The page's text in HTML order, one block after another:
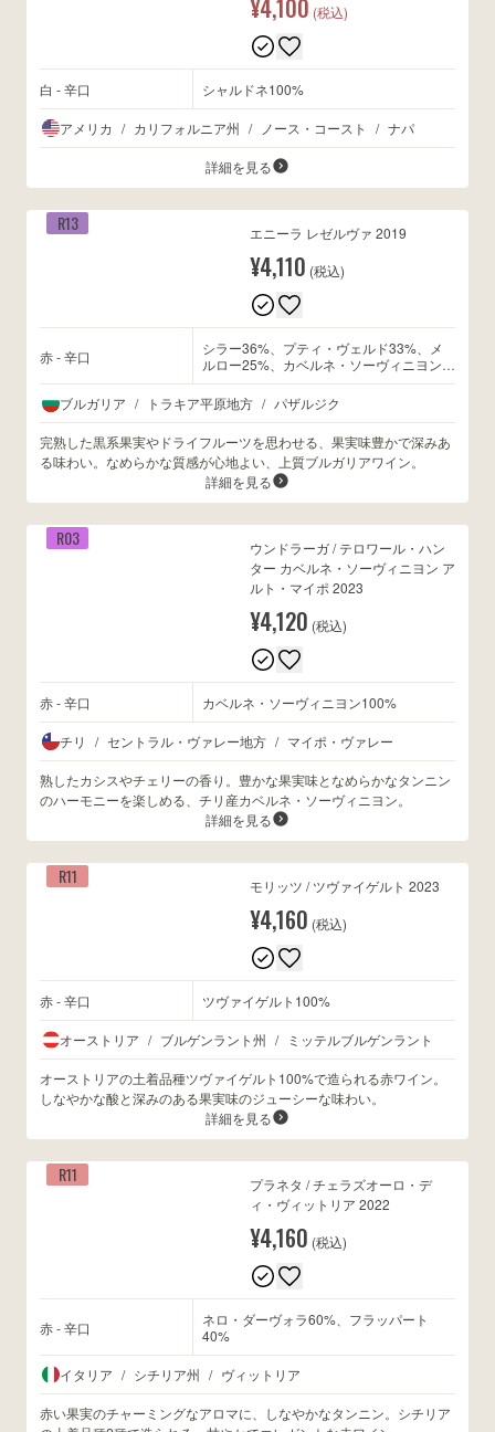
¥4,100 (税込)
白 - 辛口 シャルドネ100%
アメリカ / カリフォルニア州 / ノース・コースト / ナパ
詳細を見る
R13 エニーラ レゼルヴァ 2019
¥4,110 (税込)
赤 - 辛口
シラー36%、プティ・ヴェルド33%、メ
ルロー25%、カベルネ・ソーヴィニヨン
6%
ブルガリア / トラキア平原地方 / パザルジク
完熟した黒系果実やドライフルーツを思わせる、果実味豊かで深みあ
る味わい。なめらかな質感が心地よい、上質ブルガリアワイン。
詳細を見る
R03
ウンドラーガ / テロワール・ハン
ター カベルネ・ソーヴィニヨン ア
ルト・マイポ 2023
¥4,120 (税込)
赤 - 辛口 カベルネ・ソーヴィニヨン100%
チリ / セントラル・ヴァレー地方 / マイポ・ヴァレー
熟したカシスやチェリーの香り。豊かな果実味となめらかなタンニン
のハーモニーを楽しめる、チリ産カベルネ・ソーヴィニヨン。
詳細を見る
R11 モリッツ / ツヴァイゲルト 2023
¥4,160 (税込)
赤 - 辛口 ツヴァイゲルト100%
オーストリア / ブルゲンラント州 / ミッテルブルゲンラント
オーストリアの土着品種ツヴァイゲルト100%で造られる赤ワイン。
しなやかな酸と深みのある果実味のジューシーな味わい。
詳細を見る
R11
プラネタ / チェラズオーロ・デ
ィ・ヴィットリア 2022
¥4,160 (税込)
赤 - 辛口
ネロ・ダーヴォラ60%、フラッパート
40%
イタリア / シチリア州 / ヴィットリア
赤い果実のチャーミングなアロマに、しなやかなタンニン。シチリア